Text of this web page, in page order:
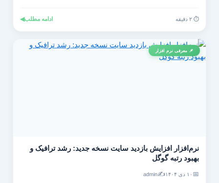
ادامه مطلب◀
📌 معرفی نرم افزار
نرم‌افزار افزایش بازدید سایت نسخه جدید: رشد ترافیک و
بهبود رتبه گوگل
۱۰ دی ۱۴۰۴ ✍️
admin